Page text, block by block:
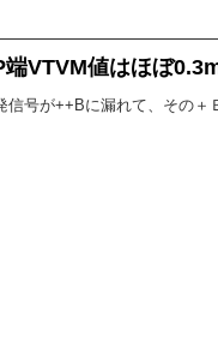
VTVM値はほぼ
号が++Bに漏れて、その